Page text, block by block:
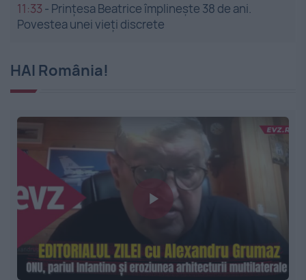
11:33 - Prințesa Beatrice împlinește 38 de ani.
Povestea unei vieți discrete
HAI România!